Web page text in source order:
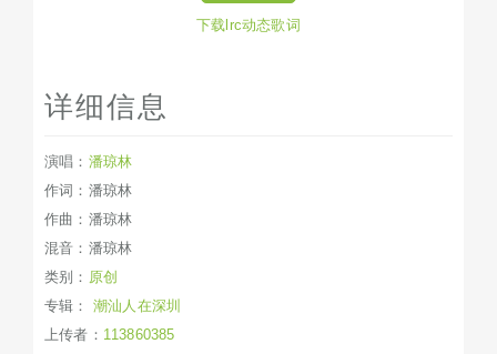
下载lrc动态歌词
详细信息
演唱： 潘琼林
作词：潘琼林
作曲：潘琼林
混音：潘琼林
类别： 原创
专辑： 潮汕人在深圳
上传者： 113860385